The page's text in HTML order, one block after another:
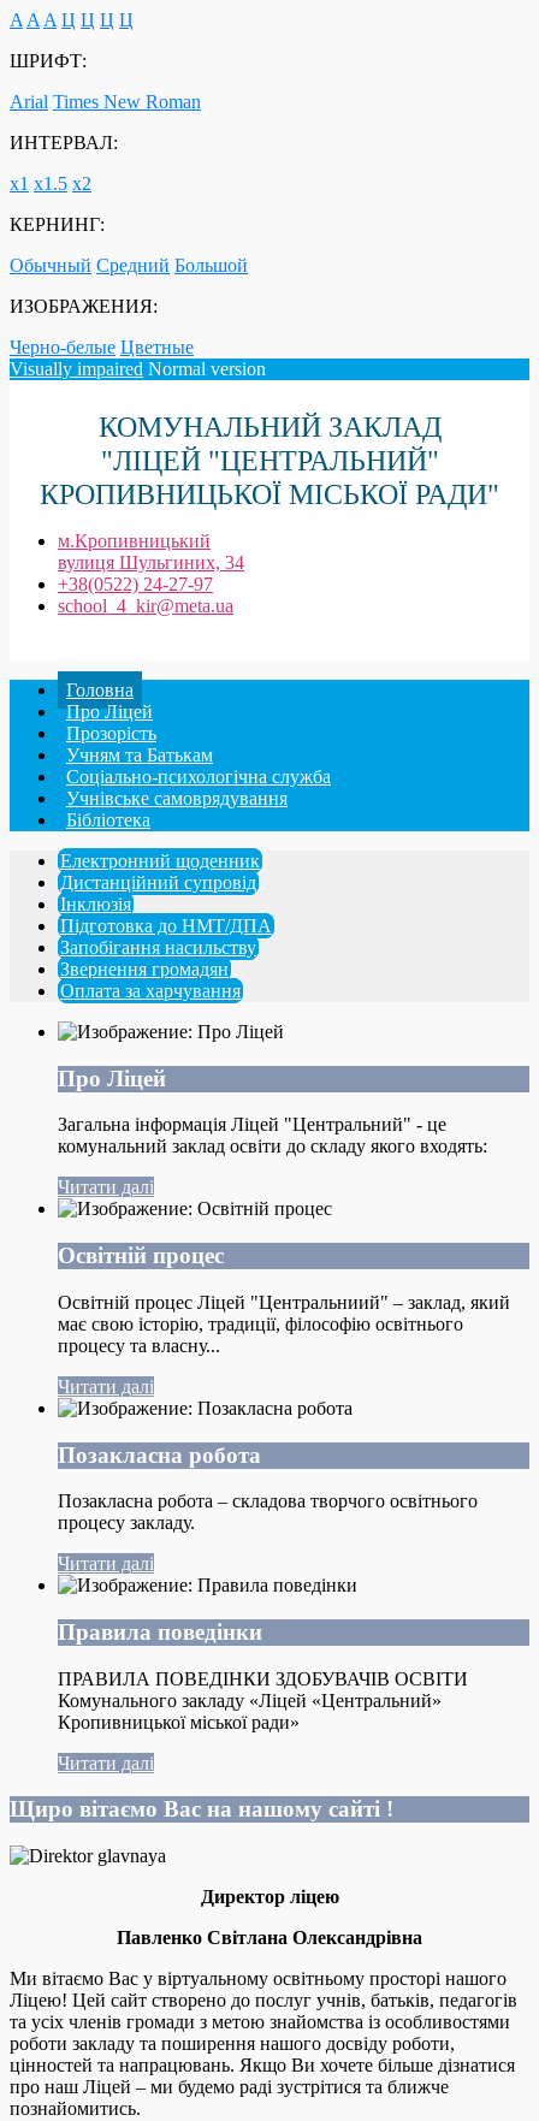
A A A Ц Ц Ц Ц
ШРИФТ:
Arial Times New Roman
ИНТЕРВАЛ:
х1 х1.5 х2
КЕРНИНГ:
Обычный Средний Большой
ИЗОБРАЖЕНИЯ:
Черно-белые Цветные
Visually impaired Normal version
КОМУНАЛЬНИЙ ЗАКЛАД
"ЛІЦЕЙ "ЦЕНТРАЛЬНИЙ"
КРОПИВНИЦЬКОЇ МІСЬКОЇ РАДИ"
м.Кропивницький
вулиця Шульгиних, 34
+38(0522) 24-27-97
school_4_kir@meta.ua
Головна
Про Ліцей
Прозорість
Учням та Батькам
Соціально-психологічна служба
Учнівське самоврядування
Бібліотека
Електронний щоденник
Дистанційний супровід
Інклюзія
Підготовка до НМТ/ДПА
Запобігання насильству
Звернення громадян
Оплата за харчування
Про Ліцей
Загальна інформація Ліцей "Центральний" - це
комунальний заклад освіти до складу якого входять:
Читати далі
Освітній процес
Освітній процес Ліцей "Центральниий" – заклад, який
має свою історію, традиції, філософію освітнього
процесу та власну...
Читати далі
Позакласна робота
Позакласна робота – складова творчого освітнього
процесу закладу.
Читати далі
Правила поведінки
ПРАВИЛА ПОВЕДІНКИ ЗДОБУВАЧІВ ОСВІТИ
Комунального закладу «Ліцей «Центральний»
Кропивницької міської ради»
Читати далі
Щиро вітаємо Вас на нашому сайті !
Директор ліцею
Павленко Світлана Олександрівна
Ми вітаємо Вас у віртуальному освітньому просторі нашого
Ліцею! Цей сайт створено до послуг учнів, батьків, педагогів
та усіх членів громади з метою знайомства із особливостями
роботи закладу та поширення нашого досвіду роботи,
цінностей та напрацювань. Якщо Ви хочете більше дізнатися
про наш Ліцей – ми будемо раді зустрітися та ближче
познайомитись.